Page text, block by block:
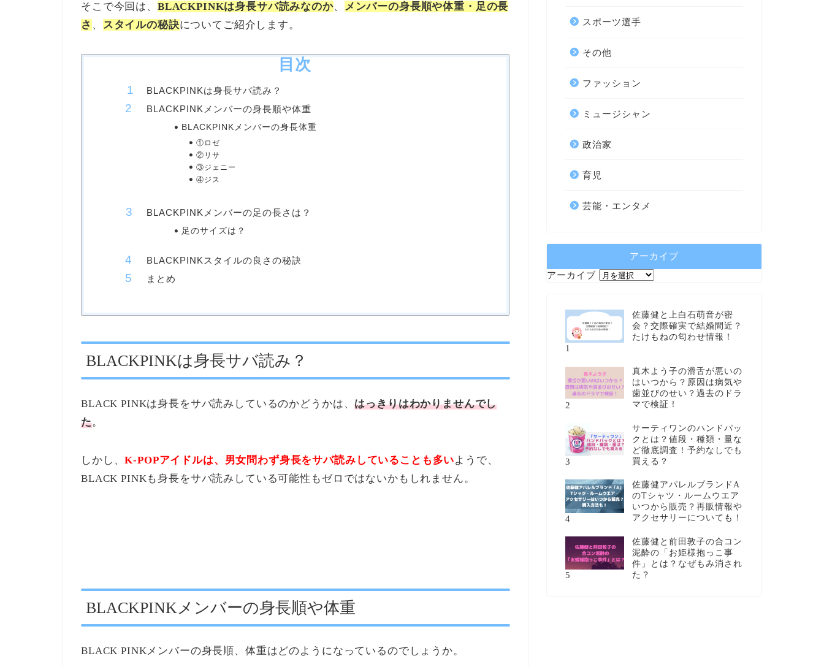
そこで今回は、 BLACKPINKは身長サバ読みなのか、 メンバーの身長順や体重・足の長
さ 、 スタイルの秘訣についてご紹介します。
目次
BLACKPINKは身長サバ読み？
BLACKPINKメンバーの身長順や体重
BLACKPINKメンバーの身長体重
①ロゼ
②リサ
③ジェニー
④ジス
BLACKPINKメンバーの足の長さは？
足のサイズは？
BLACKPINKスタイルの良さの秘訣
まとめ
BLACKPINKは身長サバ読み？
BLACK PINKは身長をサバ読みしているのかどうかは、はっきりはわかりませんでし
た。
しかし、K-POPアイドルは、男女問わず身長をサバ読みしていることも多いようで、
BLACK PINKも身長をサバ読みしている可能性もゼロではないかもしれません。
BLACKPINKメンバーの身長順や体重
BLACK PINKメンバーの身長順、体重はどのようになっているのでしょうか。
スポーツ選手
その他
ファッション
ミュージシャン
政治家
育児
芸能・エンタメ
アーカイブ
アーカイブ
1
佐藤健と上白石萌音が密
会？交際確実で結婚間近？
たけもねの匂わせ情報！
2
真木よう子の滑舌が悪いの
はいつから？原因は病気や
歯並びのせい？過去のドラ
マで検証！
3
サーティワンのハンドパッ
クとは？値段・種類・量な
ど徹底調査！予約なしでも
買える？
4
佐藤健アパレルブランドA
のTシャツ・ルームウエア
いつから販売？再販情報や
アクセサリーについても！
5
佐藤健と前田敦子の合コン
泥酔の「お姫様抱っこ事
件」とは？なぜもみ消され
た？